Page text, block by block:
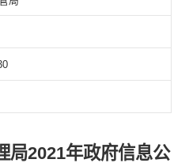
局2021年政府信息公